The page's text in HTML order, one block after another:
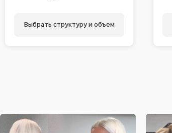
Выбрать структуру и объем